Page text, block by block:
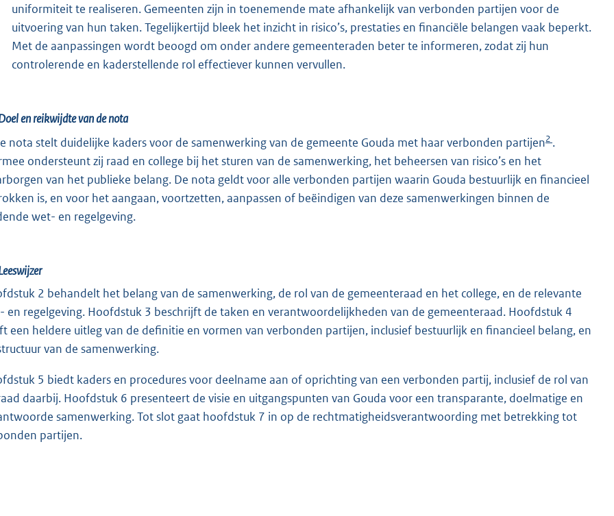
uniformiteit te realiseren. Gemeenten zijn in toenemende mate afhankelijk van verbonden partijen voor de
uitvoering van hun taken. Tegelijkertijd bleek het inzicht in risico’s, prestaties en financiële belangen vaak beperkt.
Met de aanpassingen wordt beoogd om onder andere gemeenteraden beter te informeren, zodat zij hun
controlerende en kaderstellende rol effectiever kunnen vervullen.
en reikwijdte van de nota
nota stelt duidelijke kaders voor de samenwerking van de gemeente Gouda met haar verbonden partijen2 .
ondersteunt zij raad en college bij het sturen van de samenwerking, het beheersen van risico’s en het
van het publieke belang. De nota geldt voor alle verbonden partijen waarin Gouda bestuurlijk en financieel
is, en voor het aangaan, voortzetten, aanpassen of beëindigen van deze samenwerkingen binnen de
wet- en regelgeving.
2 behandelt het belang van de samenwerking, de rol van de gemeenteraad en het college, en de relevante
en regelgeving. Hoofdstuk 3 beschrijft de taken en verantwoordelijkheden van de gemeenteraad. Hoofdstuk 4
een heldere uitleg van de definitie en vormen van verbonden partijen, inclusief bestuurlijk en financieel belang, en
van de samenwerking.
5 biedt kaders en procedures voor deelname aan of oprichting van een verbonden partij, inclusief de rol van
daarbij. Hoofdstuk 6 presenteert de visie en uitgangspunten van Gouda voor een transparante, doelmatige en
samenwerking. Tot slot gaat hoofdstuk 7 in op de rechtmatigheidsverantwoording met betrekking tot
partijen.